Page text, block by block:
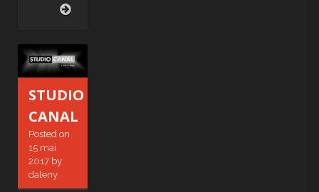
STUDIO
CANAL
Posted on
15 mai
2017 by
daleny